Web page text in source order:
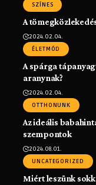
SZÍNES
A
2024.02.04.
ÉLETMÓD
A spárga
aranynak?
2024.02.04.
OTTHONUNK
Az ideális
szempontok
2024.08.01.
UNCATEGORIZED
Miért leszünk